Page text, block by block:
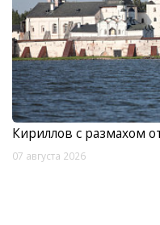
Кириллов с размахом
07 августа 2026